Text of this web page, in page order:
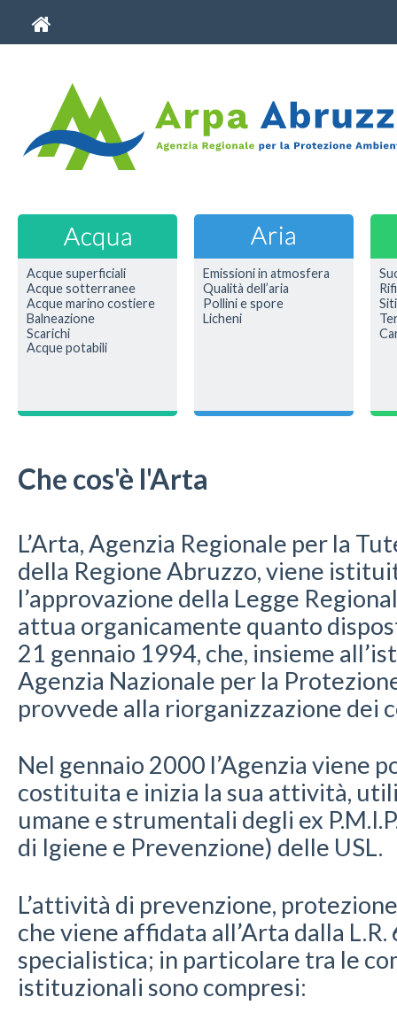
Acque superficiali
Acque sotterranee
Acque marino costiere
Balneazione
Scarichi
Acque potabili
Emissioni in atmosfera
Qualità dell’aria
Pollini e spore
Licheni
Che cos'è l'Arta
L’Arta, Agenzia Regionale per la
della Regione Abruzzo, viene
l’approvazione della Legge
attua organicamente quanto
21 gennaio 1994, che, insieme
Agenzia Nazionale per la
provvede alla riorganizzazione dei
Nel gennaio 2000 l’Agenzia viene
costituita e inizia la sua attività,
umane e strumentali degli ex
di Igiene e Prevenzione) delle USL.
L’attività di prevenzione,
che viene affidata all’Arta dalla
specialistica; in particolare tra le
istituzionali sono compresi: